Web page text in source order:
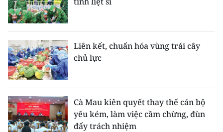
Liên kết, chuẩn hóa vùng trái cây
chủ lực
Cà Mau kiên quyết thay thế cán bộ
yếu kém, làm việc cầm chừng, đùn
đẩy trách nhiệm